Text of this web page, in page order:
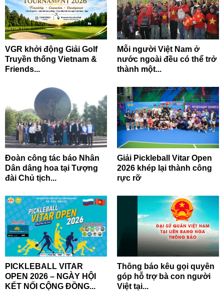
VGR khởi động Giải Golf
Truyền thống Vietnam &
Friends...
Mỗi người Việt Nam ở
nước ngoài đều có thể trở
thành một...
Đoàn công tác báo Nhân
Dân dâng hoa tại Tượng
đài Chủ tịch...
Giải Pickleball Vitar Open
2026 khép lại thành công
rực rỡ
PICKLEBALL VITAR
OPEN 2026 – NGÀY HỘI
KẾT NỐI CỘNG ĐỒNG...
Thông báo kêu gọi quyên
góp hỗ trợ bà con người
Việt tại...